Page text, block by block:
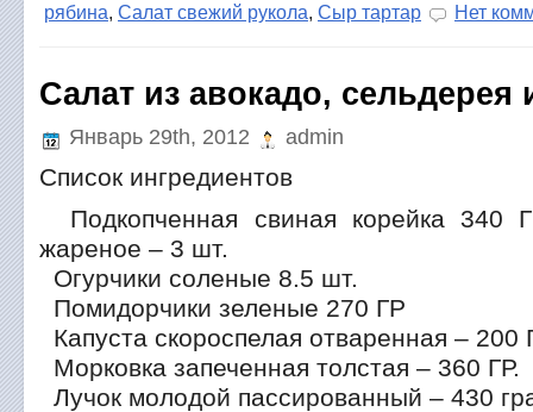
рябина, Салат свежий рукола, Сыр тартар Нет
Салат из авокадо, сельдерея
Январь 29th, 2012 admin
Список ингредиентов
Подкопченная свиная корейка 340
жареное – 3 шт.
Огурчики соленые 8.5 шт.
Помидорчики зеленые 270 ГР
Капуста скороспелая отваренная – 200
Морковка запеченная толстая – 360 ГР.
Лучок молодой пассированный – 430